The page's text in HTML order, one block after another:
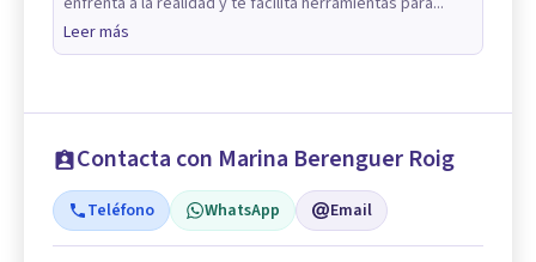
Leer más
Contacta con Marina Berenguer Roig
Teléfono WhatsApp Email